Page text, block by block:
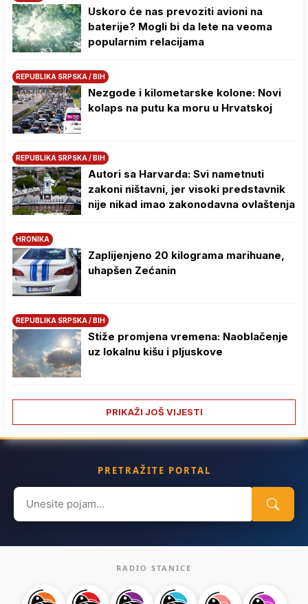
Uskoro će nas prevoziti avioni na
baterije? Mogli bi da lete na veoma
popularnim relacijama
REPUBLIKA SRPSKA / BIH
Nezgode i kilometarske kolone: Novi
kolaps na putu ka moru u Hrvatskoj
REPUBLIKA SRPSKA / BIH
Autori sa Harvarda: Svi nametnuti
zakoni ništavni, jer visoki predstavnik
nije nikad imao zakonodavna ovlaštenja
HRONIKA
Zaplijenjeno 20 kilograma marihuane,
uhapšen Zećanin
REPUBLIKA SRPSKA / BIH
Stiže promjena vremena: Naoblačenje
uz lokalnu kišu i pljuskove
PRIKAŽI JOŠ VIJESTI
PRETRAŽITE PORTAL
Search
for:
RADIO STANICE